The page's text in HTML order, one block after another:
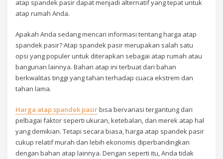
atap spandek pasir dapat menjadi alternatif yang tepat untuk
atap rumah Anda.
Apakah Anda sedang mencari informasi tentang harga atap
spandek pasir? Atap spandek pasir merupakan salah satu
opsi yang populer untuk diterapkan sebagai atap rumah atau
bangunan lainnya. Bahan atap ini terbuat dari bahan
berkwalitas tinggi yang tahan terhadap cuaca ekstrem dan
tahan lama.
Harga atap spandek pasirbisa bervariasi tergantung dari
pelbagai faktor seperti ukuran, ketebalan, dan merek atap hal
yang demikian. Tetapi secara biasa, harga atap spandek pasir
cukup relatif murah dan lebih ekonomis diperbandingkan
dengan bahan atap lainnya. Dengan seperti itu, Anda tidak